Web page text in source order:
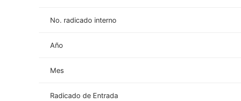
No. radicado interno
Año
Mes
Radicado de Entrada